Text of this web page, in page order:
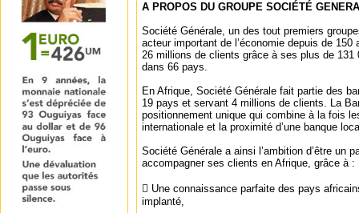
A PROPOS DU GROUPE SOCIÉTÉ
Société Générale, un des tout premiers
acteur important de l’économie depuis de
26 millions de clients grâce à ses plus de 131
dans 66 pays.
En Afrique, Société Générale fait partie des
19 pays et servant 4 millions de clients. La
positionnement unique qui combine à la fois
internationale et la proximité d’une banque
Société Générale a ainsi l’ambition d’être un
accompagner ses clients en Afrique, grâce à :
 Une connaissance parfaite des pays
implanté,